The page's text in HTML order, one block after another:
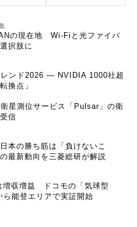
の現在地 Wi-Fiと光ファイバ
択肢に
ンド2026 ― NVIDIA 1000社超
換点」
星測位サービス「Pulsar」の衛
信
本の勝ち筋は「負けないこ
最新動向を三菱総研が解説
増収増益 ドコモの「気球型
ら能登エリアで実証開始